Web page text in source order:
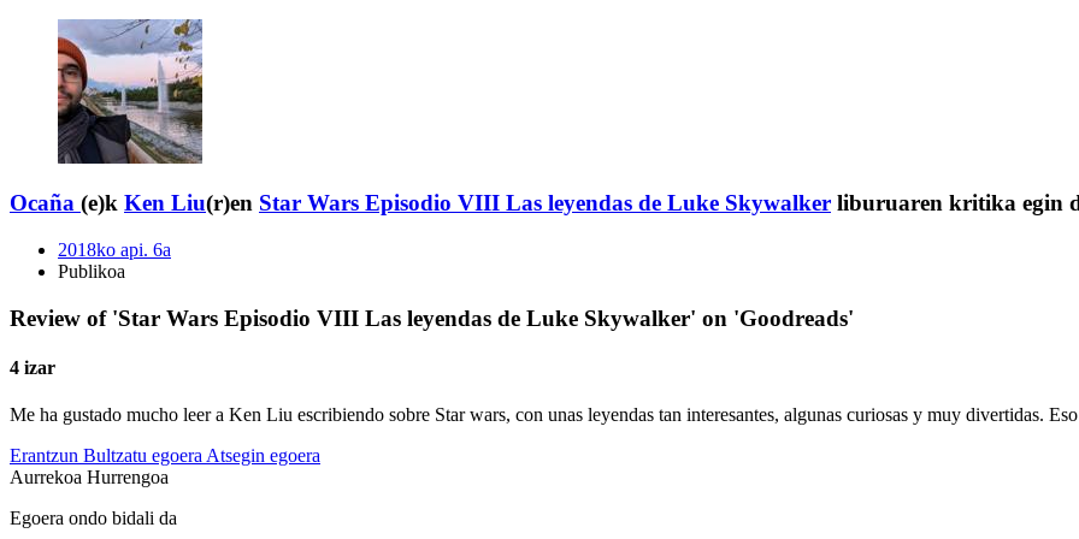
Ocaña (e)k Ken Liu(r)en Star Wars Episodio VIII Las leyendas de Luke Skywalker liburuaren kritika egin
2018ko api. 6a
Publikoa
Review of 'Star Wars Episodio VIII Las leyendas de Luke Skywalker' on 'Goodreads'
4 izar
Me ha gustado mucho leer a Ken Liu escribiendo sobre Star wars, con unas leyendas tan interesantes, algunas curiosas y muy divertidas.
Erantzun Bultzatu egoera Atsegin egoera
Aurrekoa Hurrengoa
Egoera ondo bidali da